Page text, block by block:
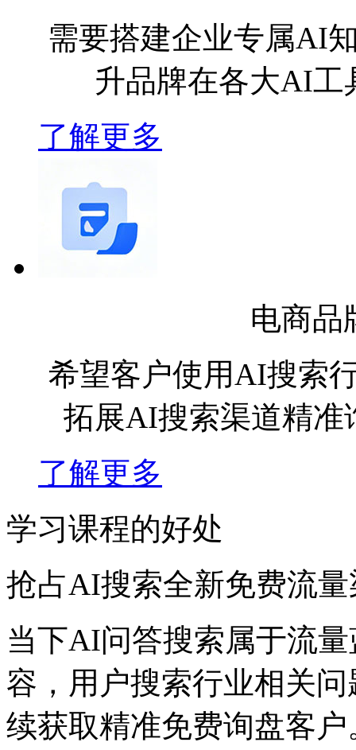
需要搭建企业专属AI
升品牌在各大AI工
了解更多
电商品
希望客户使用AI搜索
拓展AI搜索渠道精准
了解更多
学习课程的好处
抢占AI搜索全新免费流量
当下AI问答搜索属于流
容，用户搜索行业相关
续获取精准免费询盘客户